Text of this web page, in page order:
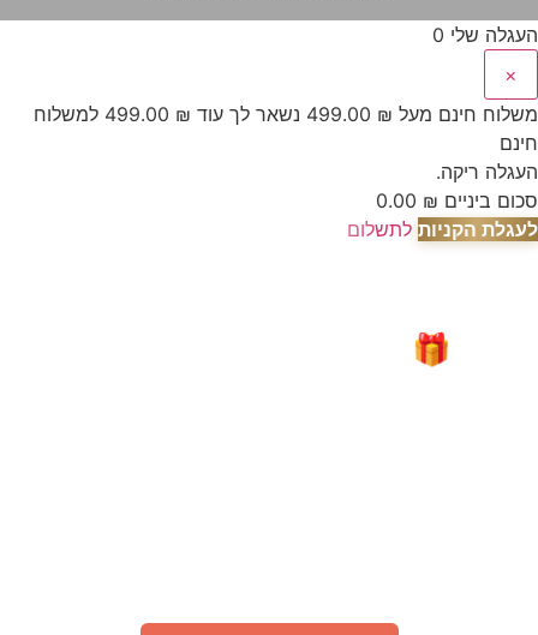
העגלה שלי 0
×
משלוח חינם מעל ₪ נשאר לך עוד ₪
למשלוח
חינם
העגלה ריקה.
סכום ביניים ₪
לעגלת הקניות לתשלום
🎁 מבצע מיוחד לאור המצב